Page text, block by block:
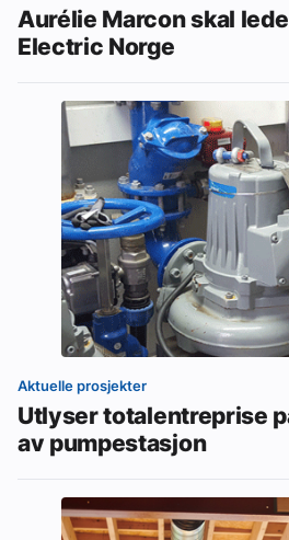
Aurélie Marcon skal
Electric Norge
Aktuelle prosjekter
Utlyser totalentreprise
av pumpestasjon